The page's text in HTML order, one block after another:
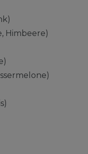
Himbeere)